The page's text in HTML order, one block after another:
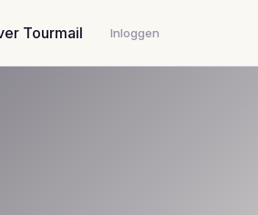
Tourmail Inloggen